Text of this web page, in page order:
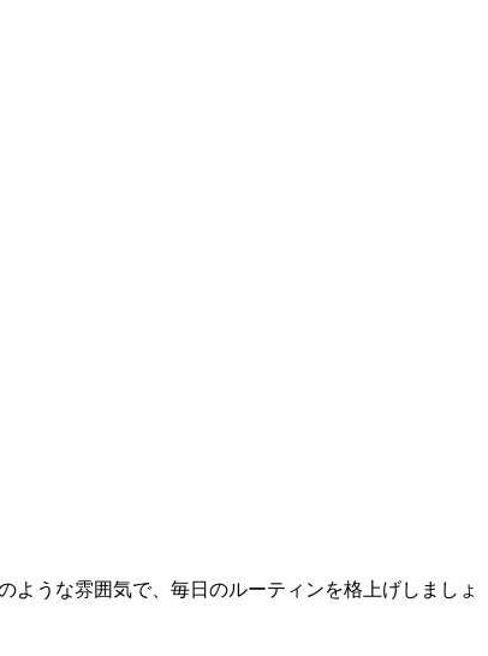
うな雰囲気で、毎日のルーティンを格上げしましょ